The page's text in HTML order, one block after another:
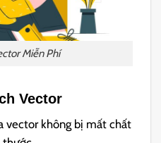
Miễn Phí
Vector
vector không bị mất chất